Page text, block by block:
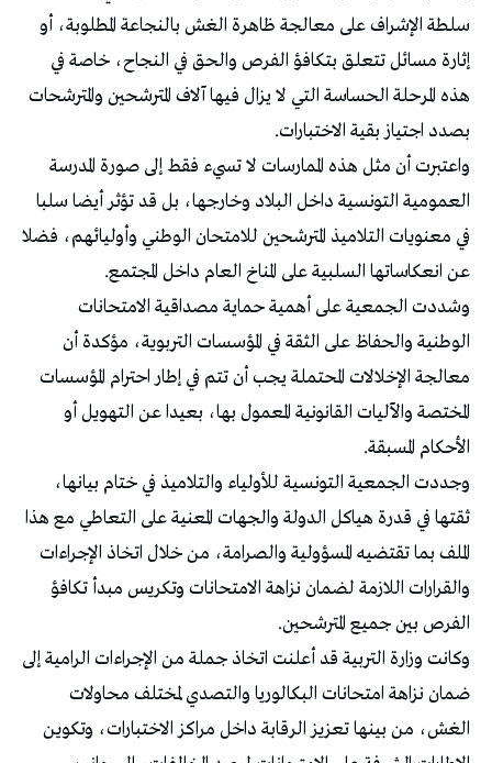
سلطة الإشراف على معالجة ظاهرة الغش بالنجاعة المطلوبة، أو
إثارة مسائل تتعلق بتكافؤ الفرص والحق في النجاح، خاصة في
هذه المرحلة الحساسة التي لا يزال فيها آلاف المترشحين والمترشحات
بصدد اجتياز بقية الاختبارات.
واعتبرت أن مثل هذه الممارسات لا تسيء فقط إلى صورة المدرسة
العمومية التونسية داخل البلاد وخارجها، بل قد تؤثر أيضا سلبا
في معنويات التلاميذ المترشحين للامتحان الوطني وأوليائهم، فضلا
عن انعكاساتها السلبية على المناخ العام داخل المجتمع.
وشددت الجمعية على أهمية حماية مصداقية الامتحانات
الوطنية والحفاظ على الثقة في المؤسسات التربوية، مؤكدة أن
معالجة الإخلالات المحتملة يجب أن تتم في إطار احترام المؤسسات
المختصة والآليات القانونية المعمول بها، بعيدا عن التهويل أو
الأحكام المسبقة.
وجددت الجمعية التونسية للأولياء والتلاميذ في ختام بيانها،
ثقتها في قدرة هياكل الدولة والجهات المعنية على التعاطي مع هذا
الملف بما تقتضيه المسؤولية والصرامة، من خلال اتخاذ الإجراءات
والقرارات اللازمة لضمان نزاهة الامتحانات وتكريس مبدأ تكافؤ
الفرص بين جميع المترشحين.
وكانت وزارة التربية قد أعلنت اتخاذ جملة من الإجراءات الرامية إلى
ضمان نزاهة امتحانات البكالوريا والتصدي لمختلف محاولات
الغش، من بينها تعزيز الرقابة داخل مراكز الاختبارات، وتكوين